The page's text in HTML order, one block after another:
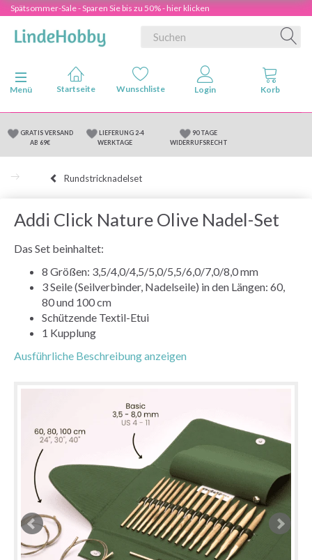
Spätsommer-Sale - Sparen Sie bis zu 50% - hier klicken
Anzeige ändern
Menü
GRATIS VERSAND
AB 69€
LIEFERUNG 2-4
WERKTAGE
90 TAGE
WIDERRUFSRECHT
Rundstricknadelset
Addi Click Nature Olive Nadel-Set
Das Set beinhaltet:
8 Größen: 3,5/4,0/4,5/5,0/5,5/6,0/7,0/8,0 mm
3 Seile (Seilverbinder, Nadelseile) in den Längen: 60,
80 und 100 cm
Schützende Textil-Etui
1 Kupplung
Ausführliche Beschreibung anzeigen